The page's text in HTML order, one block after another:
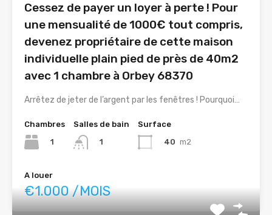
Cessez de payer un loyer à perte ! Pour
une mensualité de 1000€ tout compris,
devenez propriétaire de cette maison
individuelle plain pied de près de 40m2
avec 1 chambre à Orbey 68370
Arrêtez de jeter de l’argent par les fenêtres ! Pourquoi…
Chambres
1
Salles de bain
1
Surface
40 m2
A louer
€1.000 /MOIS